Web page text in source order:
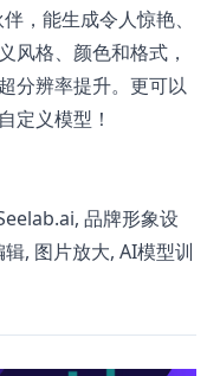
，能生成令人惊艳、
风格、颜色和格式，
分辨率提升。更可以
定义模型！
品牌形象设
, 图片放大, AI模型训